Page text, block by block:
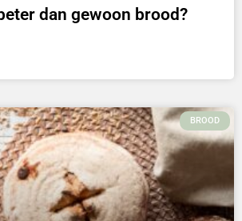
dan gewoon brood?
BROOD